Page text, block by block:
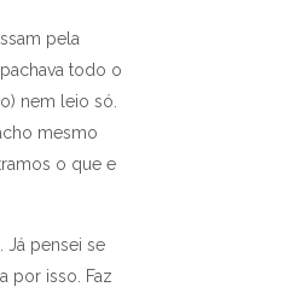
pela
todo o
nem leio só.
mesmo
o que e
Já pensei se
por isso. Faz